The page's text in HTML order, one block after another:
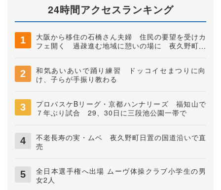
24時間アクセスランキング
大阪から移住の石橋さん夫婦 住民の要望を受けカ
フェ開く 過疎進む地域に憩いの場に 夜久野町稲
和気あいあいで踊り練習 ドッコイセまつりに向
け、子らが手振り教わる
プロバスケBリーグ・京都ハンナリーズ 福知山で
７年ぶり試合 29、30日に三段池公園一帯で
不老長寿の実・ムベ 夜久野町日置の国道沿いで直
売
全日本選手権へ出場 ムーヴ体操クラブ小学生の男
女2人